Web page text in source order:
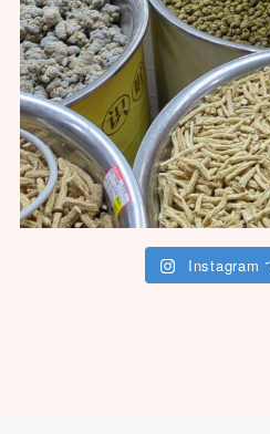
Instagram